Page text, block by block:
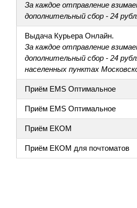
За каждое отправление
дополнительный сбор - 24
Выдача Курьера Онлайн.
За каждое отправление
дополнительный сбор - 24
населенных пунктах
Приём EMS Оптимальное
Приём EMS Оптимальное
Приём ЕКОМ
Приём ЕКОМ для почтоматов